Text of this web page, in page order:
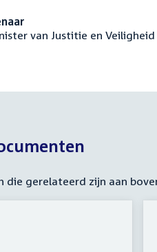
van Justitie en Veiligheid
die gerelateerd zijn aan